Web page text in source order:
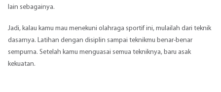
lain sebagainya.
Jadi, kalau kamu mau menekuni olahraga sportif ini, mulailah dari teknik
dasarnya. Latihan dengan disiplin sampai teknikmu benar-benar
sempurna. Setelah kamu menguasai semua tekniknya, baru asak
kekuatan.